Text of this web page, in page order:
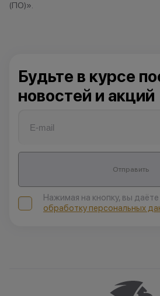
(ПО)».
Будьте в курсе
новостей и акций
Отправить
Нажимая на кнопку, вы
обработку персональных